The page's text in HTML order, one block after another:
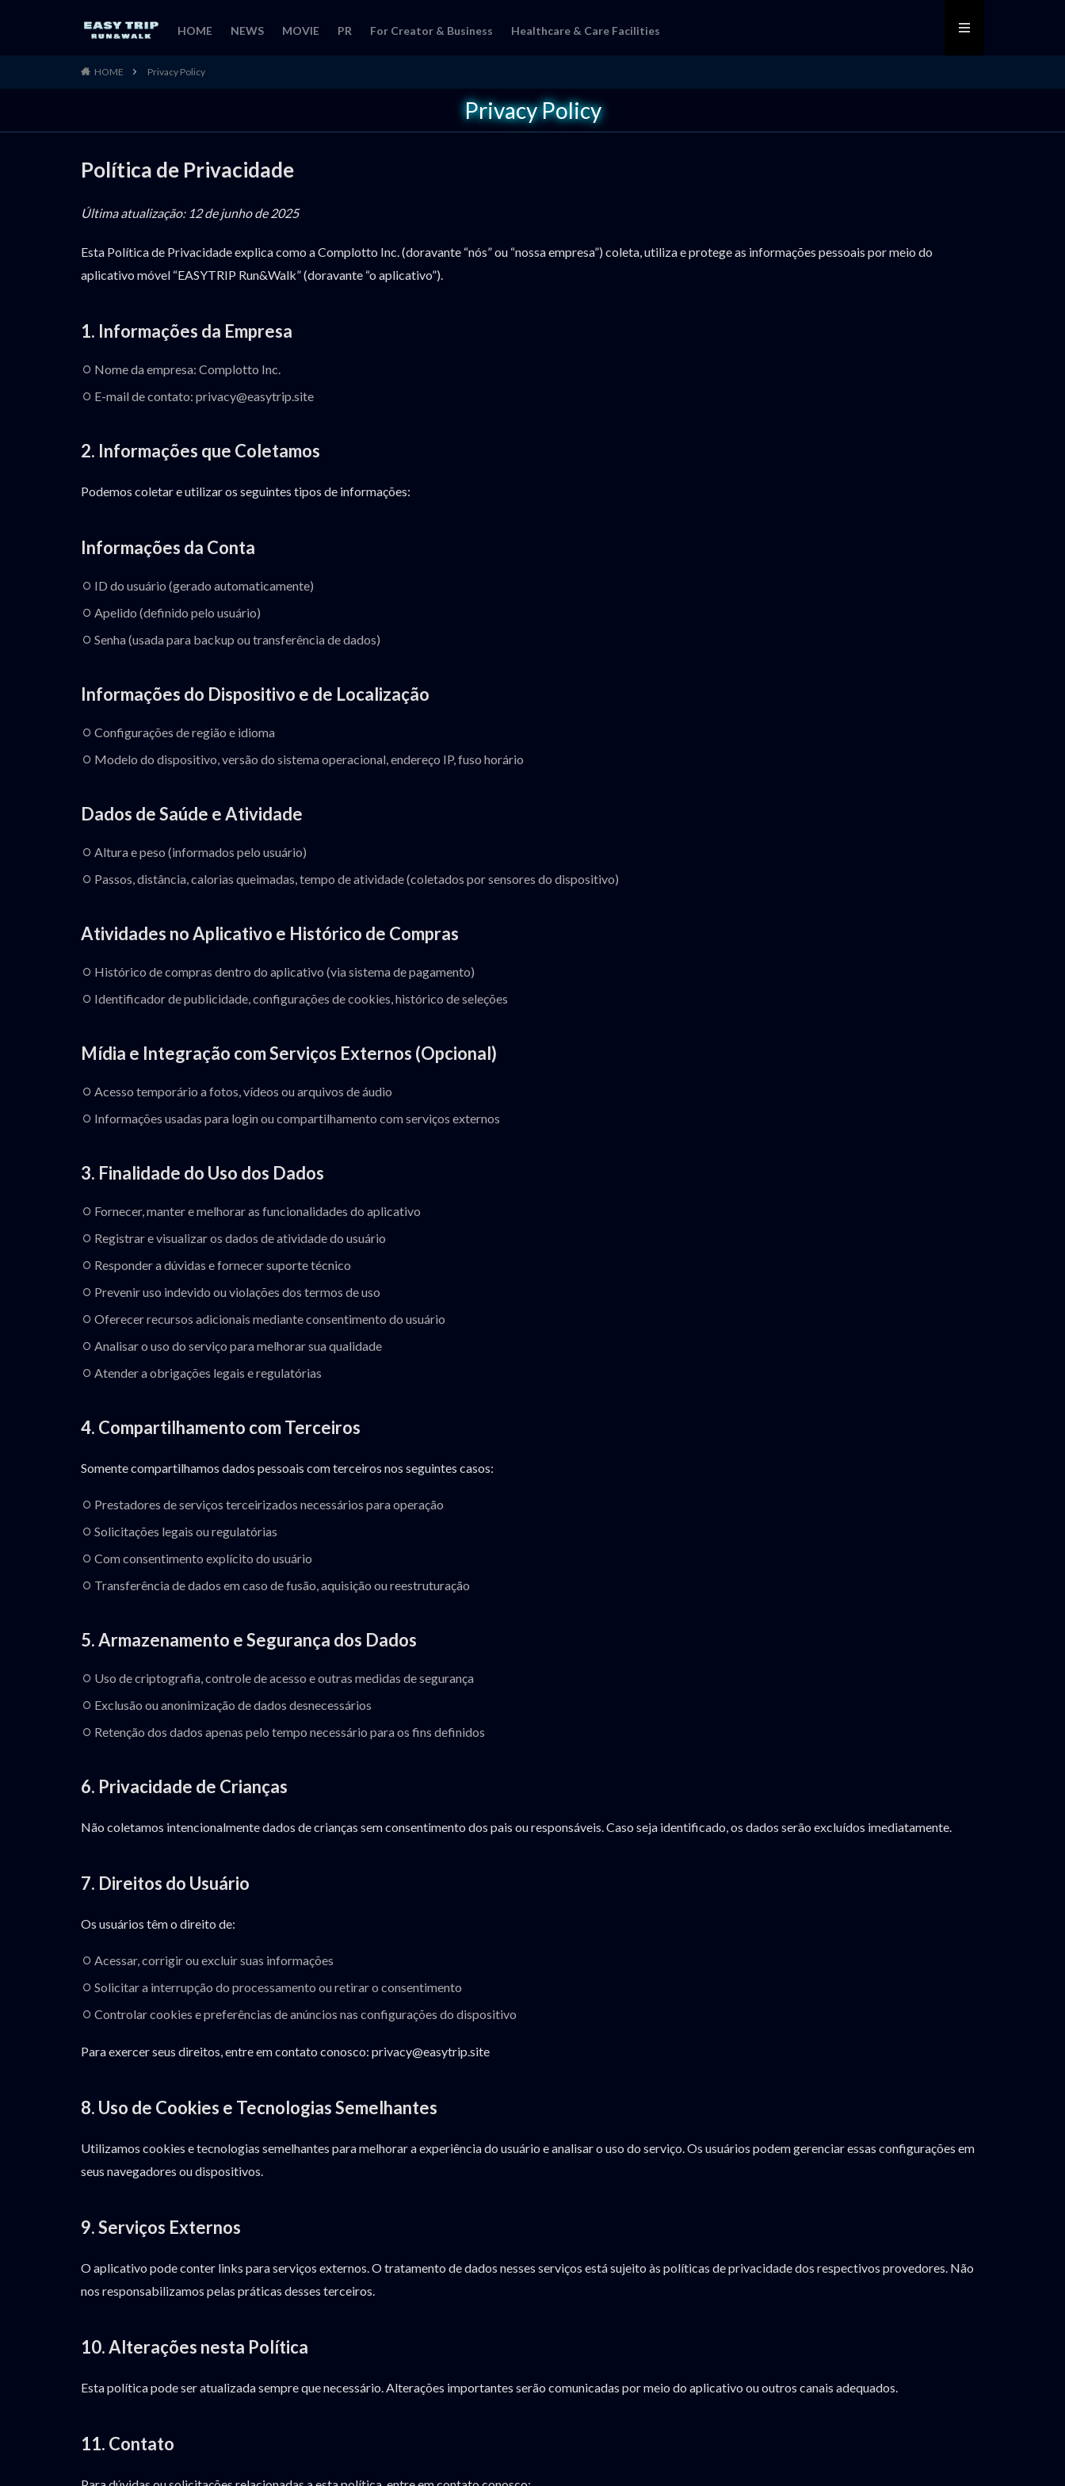
HOME NEWS MOVIE PR For Creator & Business Healthcare & Care Facilities
HOME Privacy Policy
Privacy Policy
Política de Privacidade
Última atualização: 12 de junho de 2025
Esta Política de Privacidade explica como a Complotto Inc. (doravante “nós” ou “nossa empresa”) coleta, utiliza e protege as informações pessoais por meio do
aplicativo móvel “EASYTRIP Run&Walk” (doravante “o aplicativo”).
1. Informações da Empresa
Nome da empresa: Complotto Inc.
E-mail de contato: privacy@easytrip.site
2. Informações que Coletamos
Podemos coletar e utilizar os seguintes tipos de informações:
Informações da Conta
ID do usuário (gerado automaticamente)
Apelido (definido pelo usuário)
Senha (usada para backup ou transferência de dados)
Informações do Dispositivo e de Localização
Configurações de região e idioma
Modelo do dispositivo, versão do sistema operacional, endereço IP, fuso horário
Dados de Saúde e Atividade
Altura e peso (informados pelo usuário)
Passos, distância, calorias queimadas, tempo de atividade (coletados por sensores do dispositivo)
Atividades no Aplicativo e Histórico de Compras
Histórico de compras dentro do aplicativo (via sistema de pagamento)
Identificador de publicidade, configurações de cookies, histórico de seleções
Mídia e Integração com Serviços Externos (Opcional)
Acesso temporário a fotos, vídeos ou arquivos de áudio
Informações usadas para login ou compartilhamento com serviços externos
3. Finalidade do Uso dos Dados
Fornecer, manter e melhorar as funcionalidades do aplicativo
Registrar e visualizar os dados de atividade do usuário
Responder a dúvidas e fornecer suporte técnico
Prevenir uso indevido ou violações dos termos de uso
Oferecer recursos adicionais mediante consentimento do usuário
Analisar o uso do serviço para melhorar sua qualidade
Atender a obrigações legais e regulatórias
4. Compartilhamento com Terceiros
Somente compartilhamos dados pessoais com terceiros nos seguintes casos:
Prestadores de serviços terceirizados necessários para operação
Solicitações legais ou regulatórias
Com consentimento explícito do usuário
Transferência de dados em caso de fusão, aquisição ou reestruturação
5. Armazenamento e Segurança dos Dados
Uso de criptografia, controle de acesso e outras medidas de segurança
Exclusão ou anonimização de dados desnecessários
Retenção dos dados apenas pelo tempo necessário para os fins definidos
6. Privacidade de Crianças
Não coletamos intencionalmente dados de crianças sem consentimento dos pais ou responsáveis. Caso seja identificado, os dados serão excluídos imediatamente.
7. Direitos do Usuário
Os usuários têm o direito de:
Acessar, corrigir ou excluir suas informações
Solicitar a interrupção do processamento ou retirar o consentimento
Controlar cookies e preferências de anúncios nas configurações do dispositivo
Para exercer seus direitos, entre em contato conosco: privacy@easytrip.site
8. Uso de Cookies e Tecnologias Semelhantes
Utilizamos cookies e tecnologias semelhantes para melhorar a experiência do usuário e analisar o uso do serviço. Os usuários podem gerenciar essas configurações em
seus navegadores ou dispositivos.
9. Serviços Externos
O aplicativo pode conter links para serviços externos. O tratamento de dados nesses serviços está sujeito às políticas de privacidade dos respectivos provedores. Não
nos responsabilizamos pelas práticas desses terceiros.
10. Alterações nesta Política
Esta política pode ser atualizada sempre que necessário. Alterações importantes serão comunicadas por meio do aplicativo ou outros canais adequados.
11. Contato